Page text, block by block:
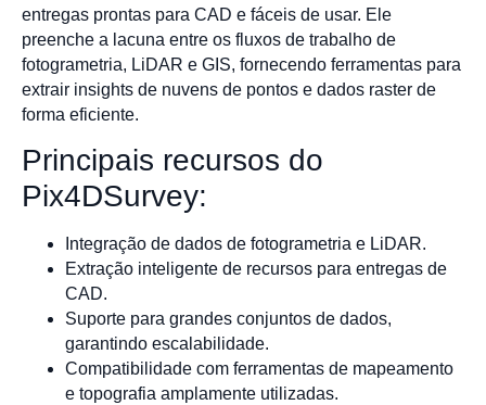
entregas prontas para CAD e fáceis de usar. Ele
preenche a lacuna entre os fluxos de trabalho de
fotogrametria, LiDAR e GIS, fornecendo ferramentas para
extrair insights de nuvens de pontos e dados raster de
forma eficiente.
Principais recursos do
Pix4DSurvey:
Integração de dados de fotogrametria e LiDAR.
Extração inteligente de recursos para entregas de
CAD.
Suporte para grandes conjuntos de dados,
garantindo escalabilidade.
Compatibilidade com ferramentas de mapeamento
e topografia amplamente utilizadas.